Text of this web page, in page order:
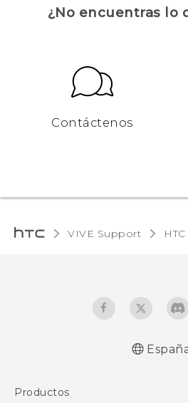
¿No encuentras lo
Contáctenos
VIVE Support
Productos